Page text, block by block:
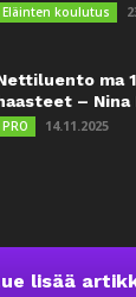
Eläinten koulutus
ma
– Nina
PRO 14.11.2025
lisää